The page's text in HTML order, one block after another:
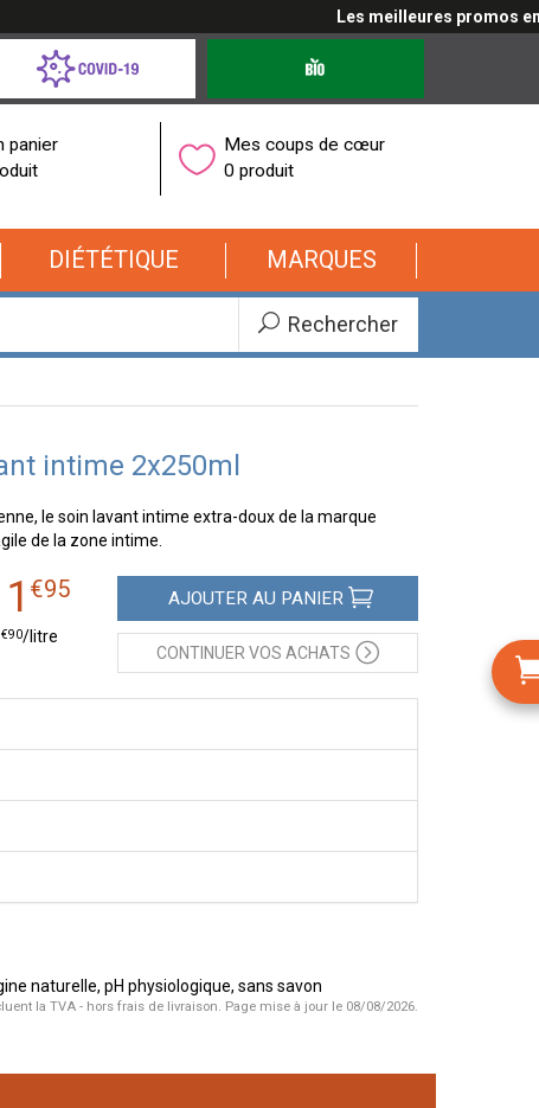
Les meilleures promos en
panier
Mes coups de cœur
0 produit
DIÉTÉTIQUE MARQUES
Rechercher
intime 2x250ml
le soin lavant intime extra-doux de la marque
de la zone intime.
€95
€90/litre
AJOUTER AU PANIER
CONTINUER VOS ACHATS
naturelle, pH physiologique, sans savon
la TVA - hors frais de livraison. Page mise à jour le 08/08/2026.